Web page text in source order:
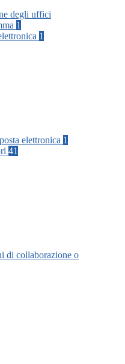
degli uffici
1
1
elettronica 1
41
di collaborazione o